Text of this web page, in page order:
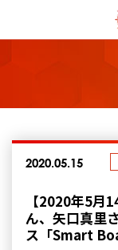
2020.05.15
【2020年5月
ん、矢口真里
ス「Smart